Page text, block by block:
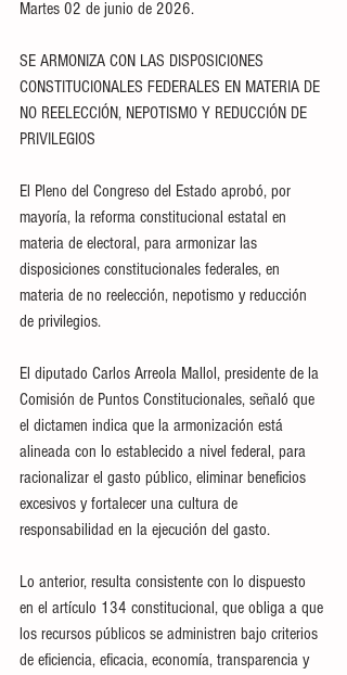
Martes 02 de junio de 2026.
SE ARMONIZA CON LAS DISPOSICIONES
CONSTITUCIONALES FEDERALES EN MATERIA DE
NO REELECCIÓN, NEPOTISMO Y REDUCCIÓN DE
PRIVILEGIOS
El Pleno del Congreso del Estado aprobó, por
mayoría, la reforma constitucional estatal en
materia de electoral, para armonizar las
disposiciones constitucionales federales, en
materia de no reelección, nepotismo y reducción
de privilegios.
El diputado Carlos Arreola Mallol, presidente de la
Comisión de Puntos Constitucionales, señaló que
el dictamen indica que la armonización está
alineada con lo establecido a nivel federal, para
racionalizar el gasto público, eliminar beneficios
excesivos y fortalecer una cultura de
responsabilidad en la ejecución del gasto.
Lo anterior, resulta consistente con lo dispuesto
en el artículo 134 constitucional, que obliga a que
los recursos públicos se administren bajo criterios
de eficiencia, eficacia, economía, transparencia y